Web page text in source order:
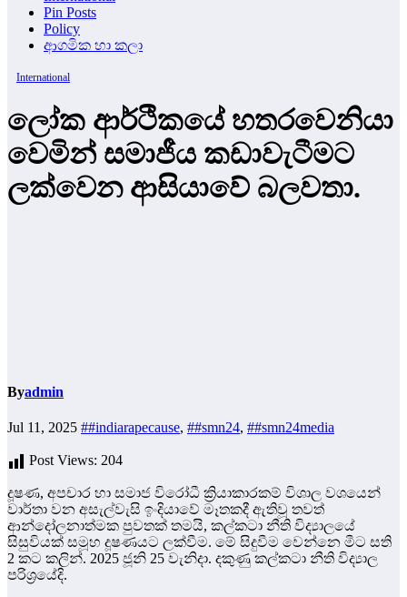
Pin Posts
Policy
ආගමික හා කලා
International
ලෝක ආර්ථිකයේ හතරවෙනියා
වෙමින් සමාජීය කඩාවැටීමට
ලක්වෙන ආසියාවේ බලවතා.
Byadmin
Jul 11, 2025 ##indiarapecause, ##smn24, ##smn24media
Post Views: 204
දූෂණ, අපචාර හා සමාජ විරෝධී ක්‍රියාකාරකම් විශාල වශයෙන්
වාර්තා වන අසැල්වැසි ඉංදියාවේ මෑතකදී ඇතිවූ තවත්
ආන්දෝලනාත්මක පුවතක් තමයි, කල්කටා නීති විද්‍යාලයේ
සිසුවියක් සමූහ දූෂණයට ලක්වීම. මේ සිදුවීම වෙන්නෙ මීට සති
2 කට කලින්. 2025 ජූනි 25 වැනිදා. දකුණු කල්කටා නීති විද්‍යාල
පරිශ්‍රයේදි.